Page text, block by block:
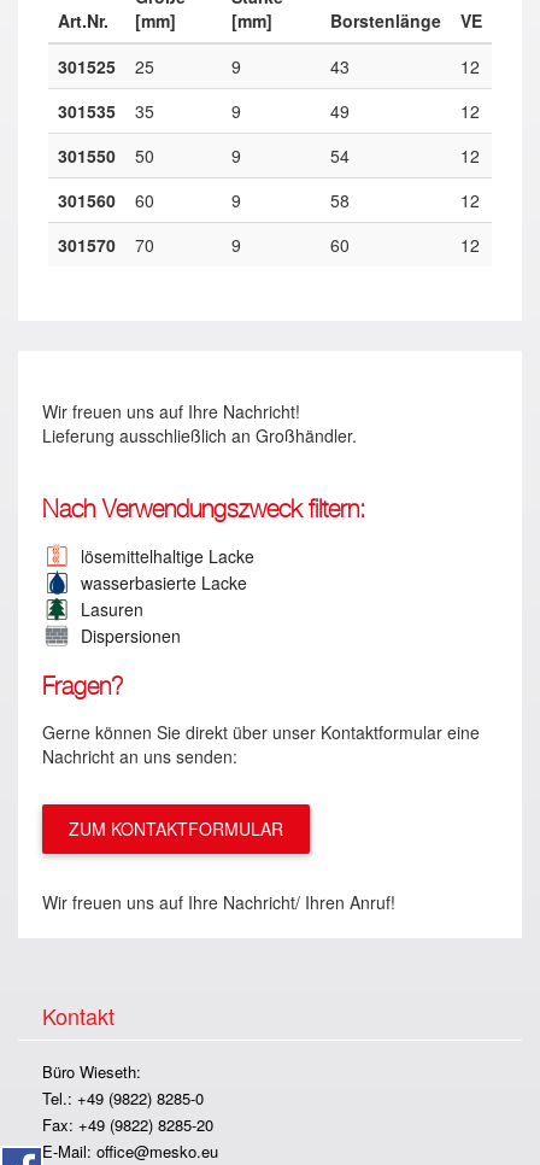
Art.Nr.
[mm]
[mm]
Borstenlänge
VE
301525
25 9 43
12
301535
35 9 49
12
301550
50 9 54
12
301560
60 9 58
12
301570
70 9 60 12
Wir freuen uns auf Ihre Nachricht!
Lieferung ausschließlich an Großhändler.
Nach Verwendungszweck filtern:
lösemittelhaltige Lacke
wasserbasierte Lacke
Lasuren
Dispersionen
Fragen?
Gerne können Sie direkt über unser Kontaktformular eine
Nachricht an uns senden:
ZUM KONTAKTFORMULAR
Wir freuen uns auf Ihre Nachricht/ Ihren Anruf!
Kontakt
Büro Wieseth:
Tel.: +49 (9822) 8285-0
Fax: +49 (9822) 8285-20
E-Mail: office@mesko.eu